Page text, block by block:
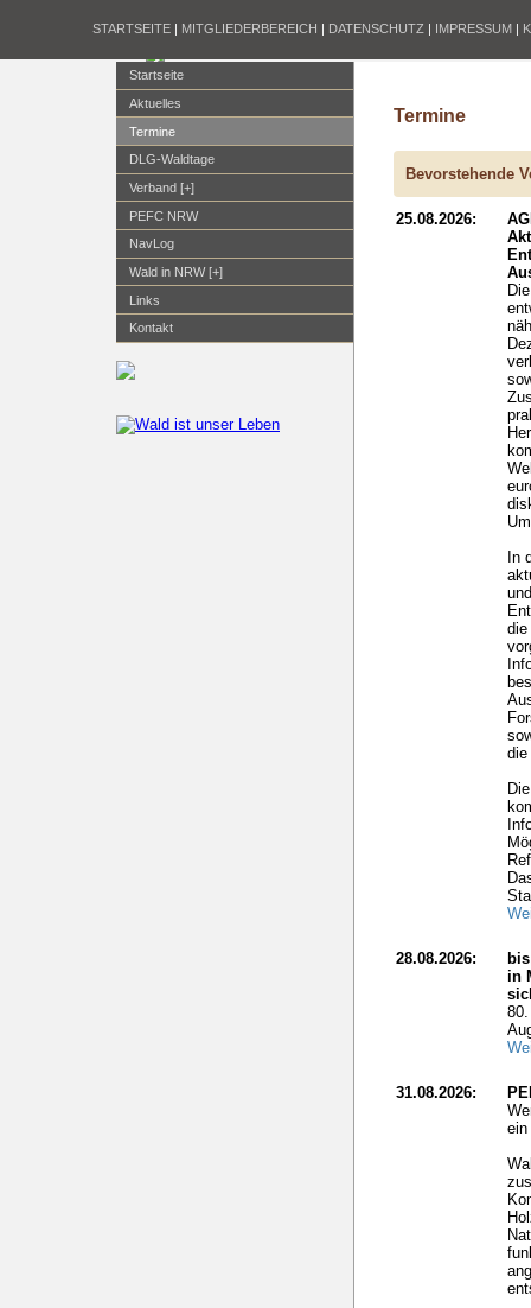
STARTSEITE | MITGLIEDERBEREICH | DATENSCHUTZ | IMPRESSUM |
Startseite
Aktuelles
Termine
DLG-Waldtage
Verband [+]
PEFC NRW
NavLog
Wald in NRW [+]
Links
Kontakt
Termine
Bevorstehende
25.08.2026:
In
die
28.08.2026:
bis
in
31.08.2026: